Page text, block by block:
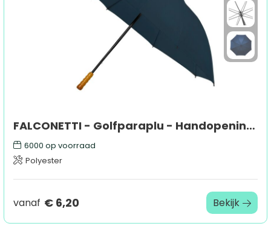
FALCONETTI - Golfparaplu - Handopening - 130 cm
6000 op voorraad
Polyester
vanaf € 6,20 Bekijk